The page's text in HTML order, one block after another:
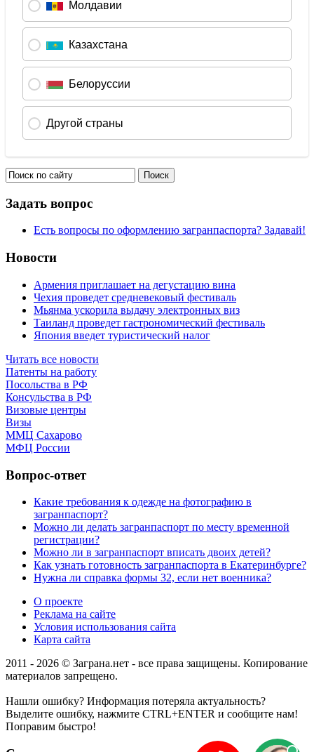
Задать вопрос
Есть вопросы по оформлению загранпаспорта? Задавай!
Новости
Армения приглашает на дегустацию вина
Чехия проведет средневековый фестиваль
Мьянма ускорила выдачу электронных виз
Таиланд проведет гастрономический фестиваль
Япония введет туристический налог
Читать все новости
Патенты на работу
Посольства в РФ
Консульства в РФ
Визовые центры
Визы
ММЦ Сахарово
МФЦ России
Вопрос-ответ
Какие требования к одежде на фотографию в
загранпаспорт?
Можно ли делать загранпаспорт по месту временной
регистрации?
Можно ли в загранпаспорт вписать двоих детей?
Как узнать готовность загранпаспорта в Екатеринбурге?
Нужна ли справка формы 32, если нет военника?
О проекте
Реклама на сайте
Условия использования сайта
Карта сайта
2011 - 2026 © Заграна.нет - все права защищены. Копирование
материалов запрещено.
Нашли ошибку? Информация потеряла актуальность?
Выделите ошибку, нажмите CTRL+ENTER и сообщите нам!
Поправим быстро!